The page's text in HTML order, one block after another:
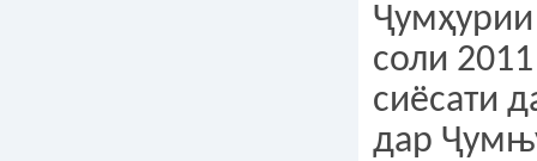
Ҷумҳурии
соли
сиёсати
дар